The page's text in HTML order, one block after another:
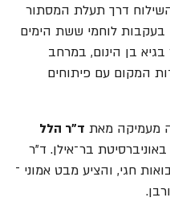
דרך תעלת המסתור
בעקבות לוחמי ששת הימים
בן הינום, במרחב
המקום עם פיתוחים
מעמיקה מאת ד"ר הלל
בר־אילן. ד"ר
חגי, והציע מבט אמוני ־